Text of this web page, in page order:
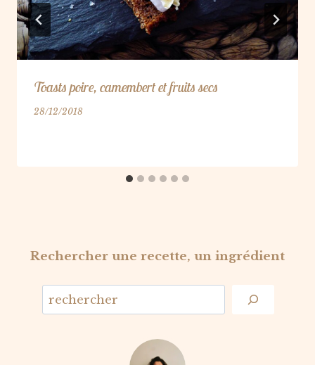
Toasts poire, camembert et fruits secs
28/12/2018
Rechercher une recette, un ingrédient